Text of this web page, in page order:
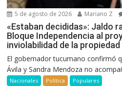
5 de agosto de 2026 Mariano Z
«Estaban decididas»: Jaldo
Bloque Independencia al
inviolabilidad de la propiedad
El gobernador tucumano confirmó
Ávila y Sandra Mendoza no
Nacionales Política Populares